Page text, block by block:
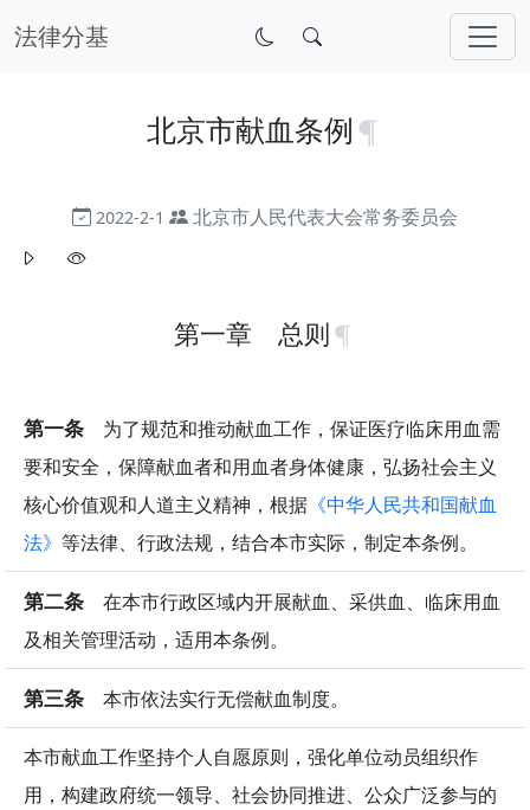
法律分基
北京市献血条例
2022-2-1 北京市人民代表大会常务委员会
第一章 总则
第一条 为了规范和推动献血工作，保证医疗临床用血需
要和安全，保障献血者和用血者身体健康，弘扬社会主义
核心价值观和人道主义精神，根据 《中华人民共和国献血
法》 等法律、行政法规，结合本市实际，制定本条例。
第二条 在本市行政区域内开展献血、采供血、临床用血
及相关管理活动，适用本条例。
第三条 本市依法实行无偿献血制度。
本市献血工作坚持个人自愿原则，强化单位动员组织作
用，构建政府统一领导、社会协同推进、公众广泛参与的